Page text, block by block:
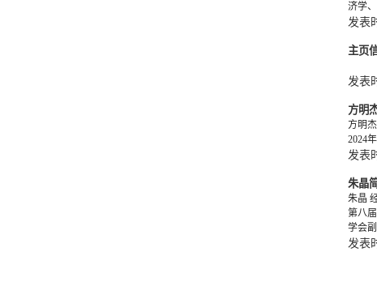
济学
发表
主页
施
发表
方明
方明
2024
发表
朱晶
朱晶
第八
学会
发表